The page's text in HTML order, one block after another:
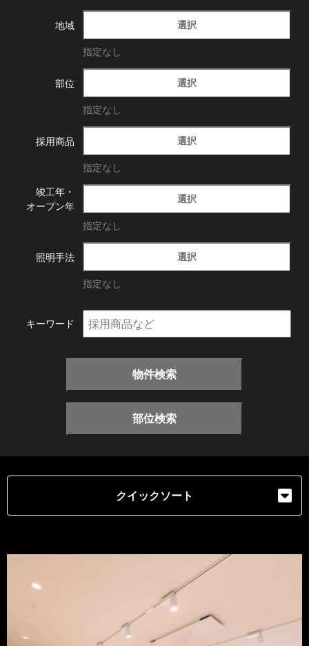
地域 選択
指定なし
部位 選択
指定なし
採用商品 選択
指定なし
竣工年・
オープン年
選択
指定なし
照明手法 選択
指定なし
キーワード
物件検索
部位検索
クイックソート